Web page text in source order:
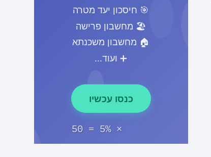
🎯 חיסכון יעד מטרה
🏖️ מחשבון פרישה
🏠 מחשבון משכנתא
➕ ועוד...
כנסו עכשיו